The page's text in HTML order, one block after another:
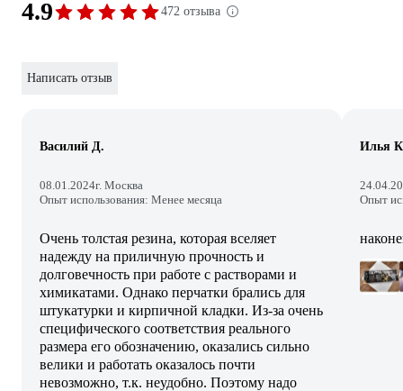
4.9 472 отзыва
Написать отзыв
Василий Д.
08.01.2024г. Москва
Опыт использования: Менее месяца
Очень толстая резина, которая вселяет
надежду на приличную прочность и
долговечность при работе с растворами и
химикатами. Однако перчатки брались для
штукатурки и кирпичной кладки. Из-за очень
специфического соответствия реального
размера его обозначению, оказались сильно
велики и работать оказалось почти
невозможно, т.к. неудобно. Поэтому надо
Илья
Опыт